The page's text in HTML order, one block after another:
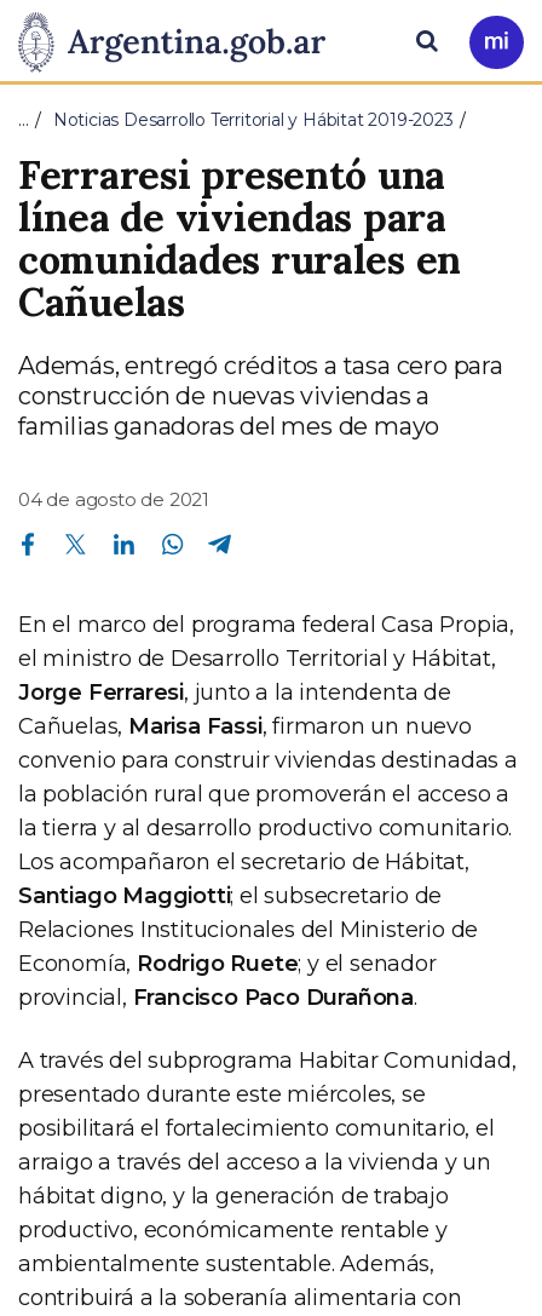
Presidencia
de
la
Nación
Pasar al contenido principal
Ir
a
Buscar
… Noticias Desarrollo Territorial y Hábitat 2019-2023
Ferraresi presentó una
línea de viviendas para
comunidades rurales en
Cañuelas
Además, entregó créditos a tasa cero para
construcción de nuevas viviendas a
familias ganadoras del mes de mayo
04 de agosto de 2021
Compartir en Facebook Compartir en Twitter Compartir en Linkedin Compartir en Whatsapp
En el marco del programa federal Casa Propia,
el ministro de Desarrollo Territorial y Hábitat,
Jorge Ferraresi, junto a la intendenta de
Cañuelas, Marisa Fassi, firmaron un nuevo
convenio para construir viviendas destinadas a
la población rural que promoverán el acceso a
la tierra y al desarrollo productivo comunitario.
Los acompañaron el secretario de Hábitat,
Santiago Maggiotti; el subsecretario de
Relaciones Institucionales del Ministerio de
Economía, Rodrigo Ruete; y el senador
provincial, Francisco Paco Durañona.
A través del subprograma Habitar Comunidad,
presentado durante este miércoles, se
posibilitará el fortalecimiento comunitario, el
arraigo a través del acceso a la vivienda y un
hábitat digno, y la generación de trabajo
productivo, económicamente rentable y
ambientalmente sustentable. Además,
contribuirá a la soberanía alimentaria con